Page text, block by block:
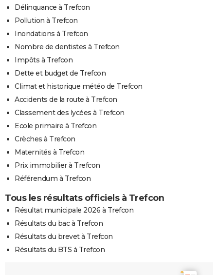
Délinquance à Trefcon
Pollution à Trefcon
Inondations à Trefcon
Nombre de dentistes à Trefcon
Impôts à Trefcon
Dette et budget de Trefcon
Climat et historique météo de Trefcon
Accidents de la route à Trefcon
Classement des lycées à Trefcon
Ecole primaire à Trefcon
Crèches à Trefcon
Maternités à Trefcon
Prix immobilier à Trefcon
Référendum à Trefcon
Tous les résultats officiels à Trefcon
Résultat municipale 2026 à Trefcon
Résultats du bac à Trefcon
Résultats du brevet à Trefcon
Résultats du BTS à Trefcon